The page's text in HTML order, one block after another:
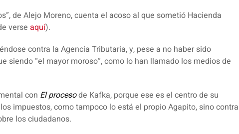
de Alejo Moreno, cuenta el acoso al que sometió Hacienda
verse aquí).
contra la Agencia Tributaria, y, pese a no haber sido
siendo “el mayor moroso”, como lo han llamado los medios de
con El procesode Kafka, porque ese es el centro de su
impuestos, como tampoco lo está el propio Agapito, sino contra
los ciudadanos.